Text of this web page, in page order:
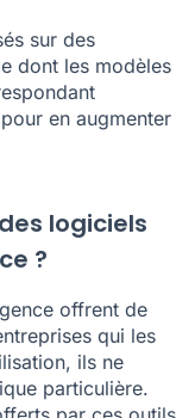
sur des
dont les modèles
en augmenter
logiciels
?
offrent de
qui les
ils ne
particulière.